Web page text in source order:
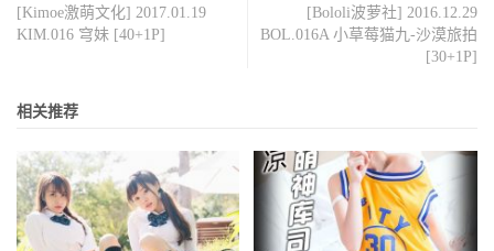
[Kimoe激萌文化] 2017.01.19
KIM.016 穹妹 [40+1P]
[Bololi波萝社] 2016.12.29
BOL.016A 小草莓猫九-沙漠旅拍
[30+1P]
相关推荐